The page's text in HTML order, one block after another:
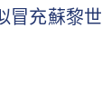
冒充蘇黎世